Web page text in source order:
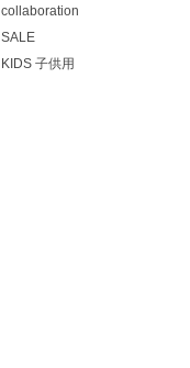
collaboration
SALE
KIDS 子供用